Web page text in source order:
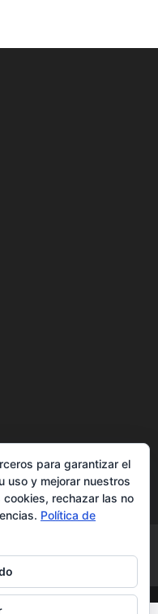
Accesibilidad
para garantizar el
uso y mejorar nuestros
rechazar las no
Política de